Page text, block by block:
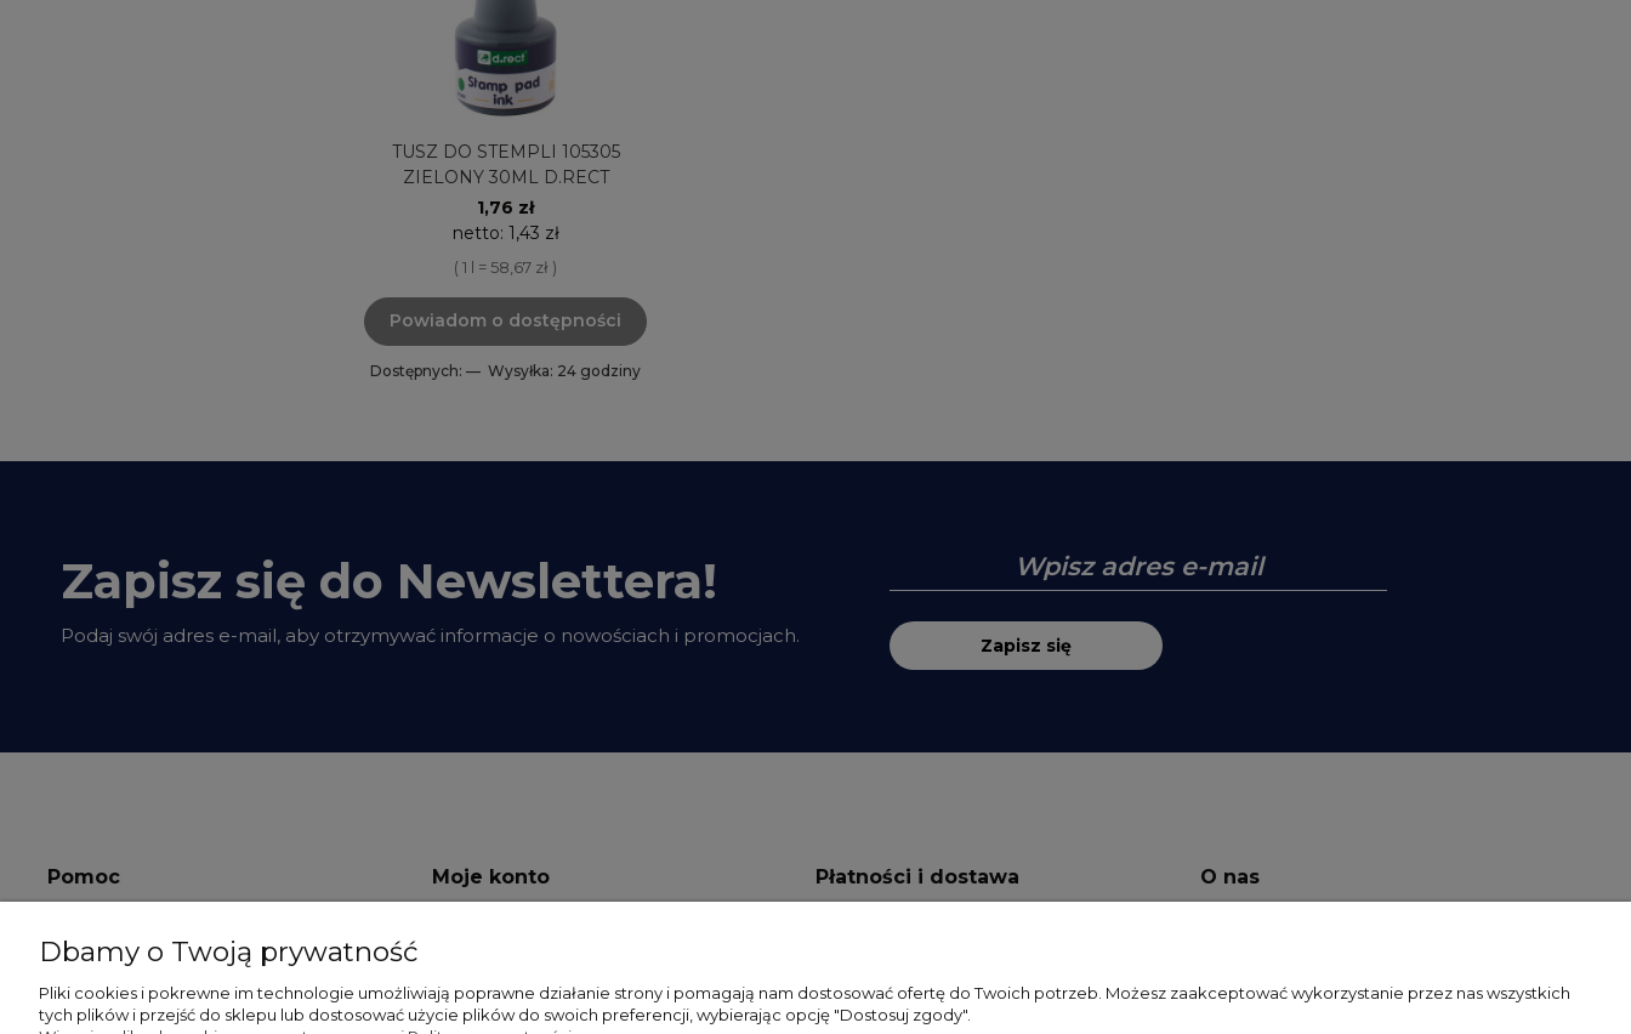
TUSZ DO STEMPLI 105305
ZIELONY 30ML D.RECT
1,76 zł
netto: 1,43 zł
( 1 l = 58,67 zł )
Powiadom o dostępności
Dostępnych: — Wysyłka: 24 godziny
Zapisz się do Newslettera!
Podaj swój adres e-mail, aby otrzymywać informacje o nowościach i promocjach. Zapisz się
Pomoc
RODO
Moje konto
Przechowalnia
Płatności i dostawa O nas
Dbamy o Twoją prywatność
Pliki cookies i pokrewne im technologie umożliwiają poprawne działanie strony i pomagają nam dostosować ofertę do Twoich potrzeb. Możesz zaakceptować wykorzystanie przez nas wszystkich
tych plików i przejść do sklepu lub dostosować użycie plików do swoich preferencji, wybierając opcję "Dostosuj zgody".